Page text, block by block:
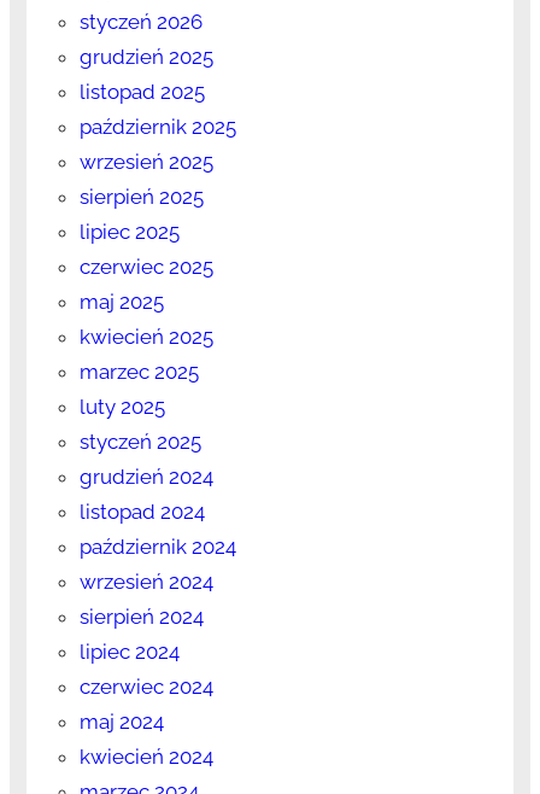
styczeń 2026
grudzień 2025
listopad 2025
październik 2025
wrzesień 2025
sierpień 2025
lipiec 2025
czerwiec 2025
maj 2025
kwiecień 2025
marzec 2025
luty 2025
styczeń 2025
grudzień 2024
listopad 2024
październik 2024
wrzesień 2024
sierpień 2024
lipiec 2024
czerwiec 2024
maj 2024
kwiecień 2024